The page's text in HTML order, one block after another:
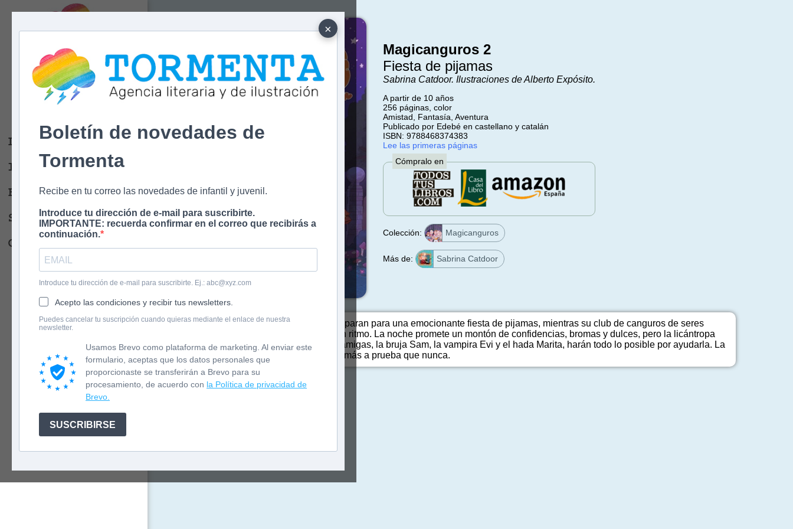
×
Boletín de novedades de
Tormenta
Recibe en tu correo las novedades de infantil y juvenil.
Introduce tu dirección de e-mail para suscribirte.
IMPORTANTE: recuerda confirmar en el correo que recibirás a
continuación.
Introduce tu dirección de e-mail para suscribirte. Ej.: abc@xyz.com
Acepto las condiciones y recibir tus newsletters.
Puedes cancelar tu suscripción cuando quieras mediante el enlace de nuestra
newsletter.
Usamos Brevo como plataforma de marketing. Al enviar este
formulario, aceptas que los datos personales que
proporcionaste se transferirán a Brevo para su
procesamiento, de acuerdo con la Política de privacidad de
Brevo.
SUSCRIBIRSE
Tormenta
Agencia literaria
Libros
Ilustradores
Escritores
Sobre nosotros
Contacto
English version
Newsletter
Magicanguros 2
Fiesta de pijamas
Sabrina Catdoor. Ilustraciones de Alberto Expósito.
A partir de 10 años
256 páginas, color
Amistad, Fantasía, Aventura
Publicado por Edebé en castellano y catalán
ISBN: 9788468374383
Lee las primeras páginas
Cómpralo en
Colección: Magicanguros
Más de: Sabrina Catdoor
Las cuatro Magicanguros se preparan para una emocionante fiesta de pijamas, mientras su club de canguros de seres
mágicos sigue creciendo a buen ritmo. La noche promete un montón de confidencias, bromas y dulces, pero la licántropa
Lola guarda un secreto... y sus amigas, la bruja Sam, la vampira Evi y el hada Marita, harán todo lo posible por ayudarla. La
magia de su amistad se pondrá más a prueba que nunca.